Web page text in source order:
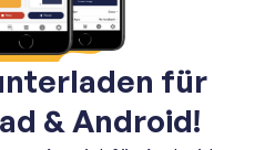
für
& Android!